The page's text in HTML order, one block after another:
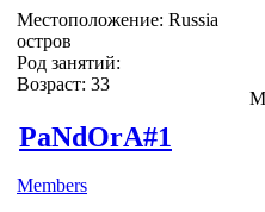
Местоположение: Russia
остров
Род занятий:
Возраст: 33
PaNdOrA#1
Members